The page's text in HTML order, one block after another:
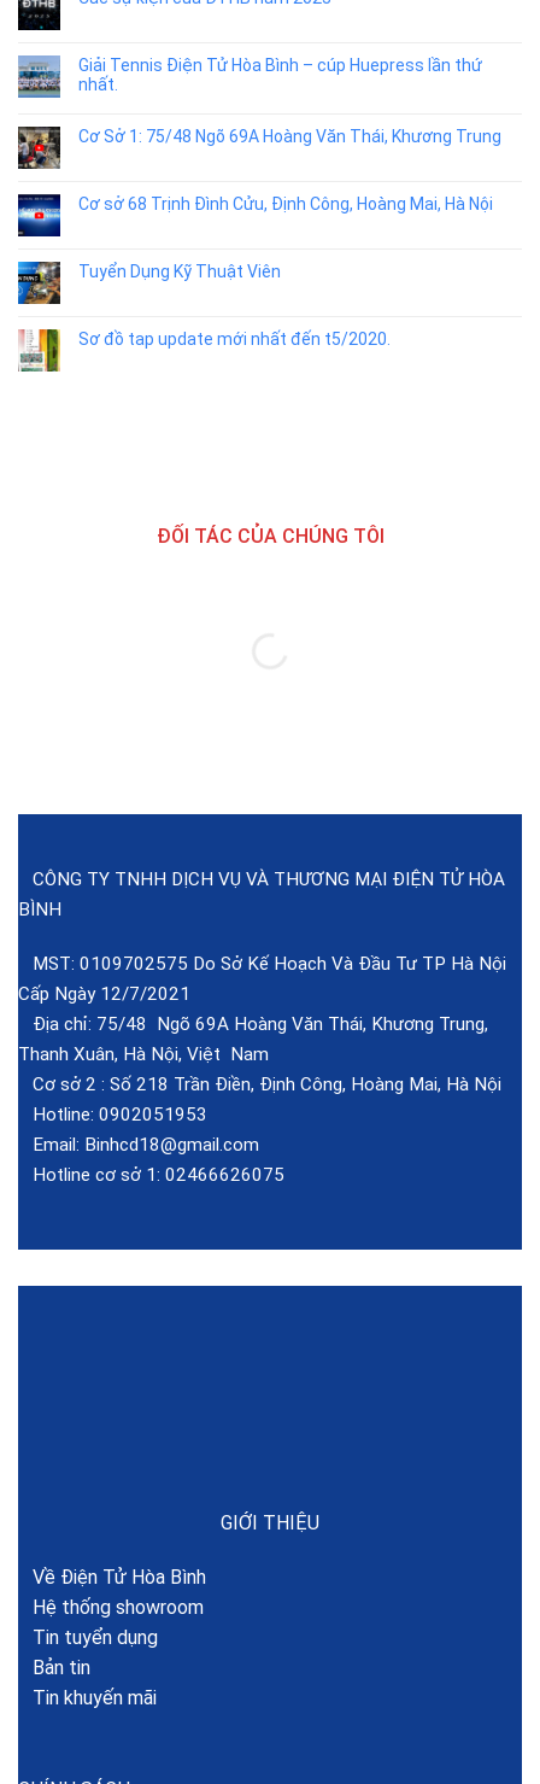
Giải Tennis Điện Tử Hòa Bình – cúp Huepress lần thứ
nhất.
Cơ Sở 1: 75/48 Ngõ 69A Hoàng Văn Thái, Khương Trung
Cơ sở 68 Trịnh Đình Cửu, Định Công, Hoàng Mai, Hà Nội
Tuyển Dụng Kỹ Thuật Viên
Sơ đồ tap update mới nhất đến t5/2020.
ĐỐI TÁC CỦA CHÚNG TÔI
CÔNG TY TNHH DỊCH VỤ VÀ THƯƠNG MẠI ĐIỆN TỬ HÒA
BÌNH
MST: 0109702575 Do Sở Kế Hoạch Và Đầu Tư TP Hà Nội
Cấp Ngày 12/7/2021
Địa chỉ: 75/48 Ngõ 69A Hoàng Văn Thái, Khương Trung,
Thanh Xuân, Hà Nội, Việt Nam
Cơ sở 2 : Số 218 Trần Điền, Định Công, Hoàng Mai, Hà Nội
Hotline: 0902051953
Email: Binhcd18@gmail.com
Hotline cơ sở 1: 02466626075
GIỚI THIỆU
Về Điện Tử Hòa Bình
Hệ thống showroom
Tin tuyển dụng
Bản tin
Tin khuyến mãi